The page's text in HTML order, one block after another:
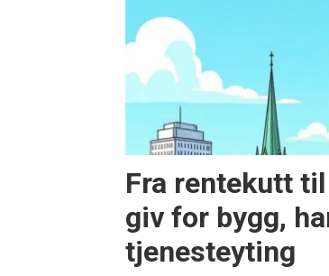
Fra rentekutt
giv for bygg,
tjenesteyting